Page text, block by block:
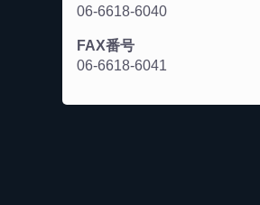
06-6618-6040
FAX番号
06-6618-6041